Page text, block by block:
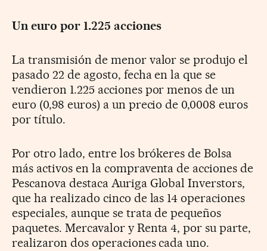
Un euro por 1.225 acciones
La transmisión de menor valor se produjo el
pasado 22 de agosto, fecha en la que se
vendieron 1.225 acciones por menos de un
euro (0,98 euros) a un precio de 0,0008 euros
por título.
Por otro lado, entre los brókeres de Bolsa
más activos en la compraventa de acciones de
Pescanova destaca Auriga Global Inverstors,
que ha realizado cinco de las 14 operaciones
especiales, aunque se trata de pequeños
paquetes. Mercavalor y Renta 4, por su parte,
realizaron dos operaciones cada uno.